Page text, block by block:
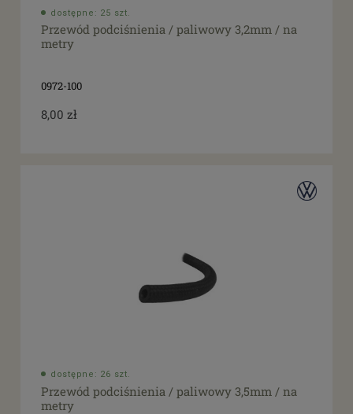
dostępne: 25 szt.
Przewód podciśnienia / paliwowy 3,2mm / na
metry
0972-100
8,00 zł
dostępne: 26 szt.
Przewód podciśnienia / paliwowy 3,5mm / na
metry